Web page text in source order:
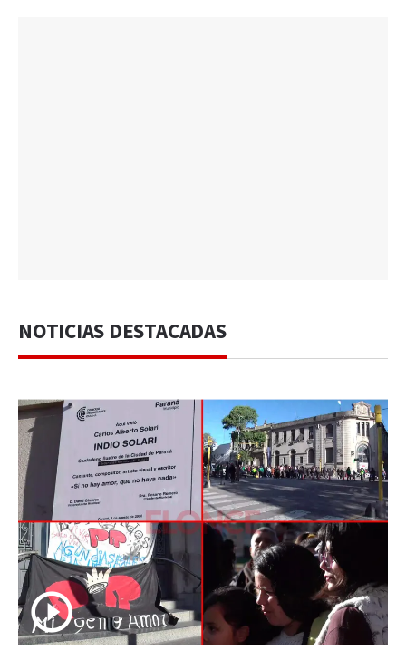
NOTICIAS DESTACADAS